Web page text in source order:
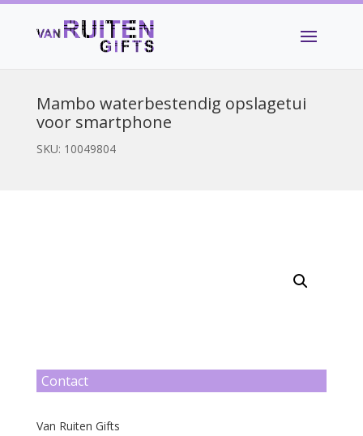
Mambo waterbestendig opslagetui
voor smartphone
SKU: 10049804
Contact
Van Ruiten Gifts